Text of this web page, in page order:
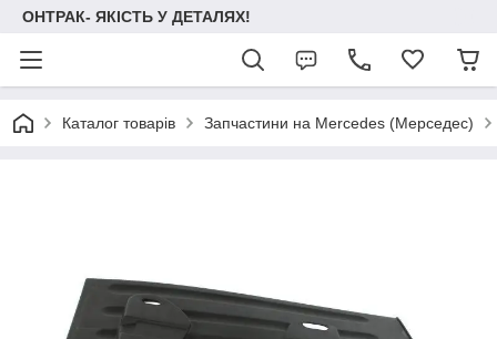
ОНТРАК- ЯКІСТЬ У ДЕТАЛЯХ!
Каталог товарів Запчастини на Mercedes (Мерседес)